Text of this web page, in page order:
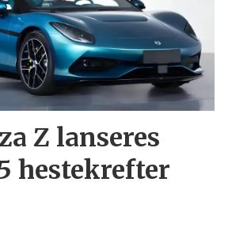
Z lanseres
hestekrefter